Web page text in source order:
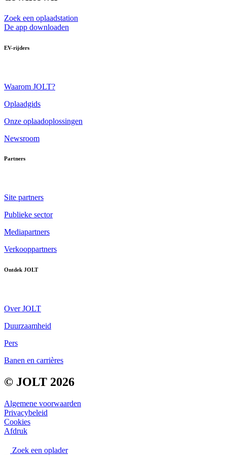
Zoek een oplaadstation
De app downloaden
EV-rijders
Waarom JOLT?
Oplaadgids
Onze oplaadoplossingen
Newsroom
Partners
Site partners
Publieke sector
Mediapartners
Verkooppartners
Ontdek JOLT
Over JOLT
Duurzaamheid
Pers
Banen en carrières
© JOLT 2026
Algemene voorwaarden
Privacybeleid
Cookies
Afdruk
Zoek een oplader